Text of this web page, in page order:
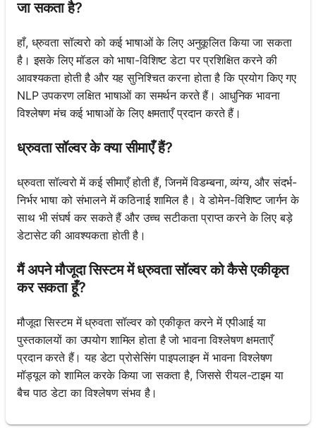
जा सकता है?
हाँ, ध्रुवता सॉल्वरो को कई भाषाओं के लिए अनुकूलित किया जा सकता
है। इसके लिए मॉडल को भाषा-विशिष्ट डेटा पर प्रशिक्षित करने की
आवश्यकता होती है और यह सुनिश्चित करना होता है कि प्रयोग किए गए
NLP उपकरण लक्षित भाषाओं का समर्थन करते हैं। आधुनिक भावना
विश्लेषण मंच कई भाषाओं के लिए क्षमताएँ प्रदान करते हैं।
ध्रुवता सॉल्वर के क्या सीमाएँ हैं?
ध्रुवता सॉल्वरो में कई सीमाएँ होती हैं, जिनमें विडम्बना, व्यंग्य, और संदर्भ-
निर्भर भाषा को संभालने में कठिनाई शामिल है। वे डोमेन-विशिष्ट जार्गन के
साथ भी संघर्ष कर सकते हैं और उच्च सटीकता प्राप्त करने के लिए बड़े
डेटासेट की आवश्यकता होती है।
मैं अपने मौजूदा सिस्टम में ध्रुवता सॉल्वर को कैसे एकीकृत
कर सकता हूँ?
मौजूदा सिस्टम में ध्रुवता सॉल्वर को एकीकृत करने में एपीआई या
पुस्तकालयों का उपयोग शामिल होता है जो भावना विश्लेषण क्षमताएँ
प्रदान करते हैं। यह डेटा प्रोसेसिंग पाइपलाइन में भावना विश्लेषण
मॉड्यूल को शामिल करके किया जा सकता है, जिससे रीयल-टाइम या
बैच पाठ डेटा का विश्लेषण संभव है।